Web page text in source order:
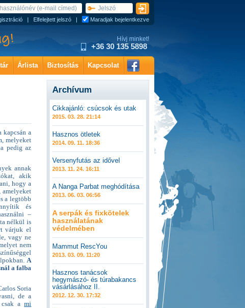
Hívj minket!
+36 30 135 5898
| Elfelejtett jelszó | Maradjak bejelentkezve
Árlista Biztosítás Kapcsolat
kapcsán a
melyeket
pedig az
annak
akik
hogy a
amelyeket
a legtöbb
és
–
nélkül is
várjuk el
vagy ne
nem
A
a falba
Soria
de a
a mi
Archívum
Cikkajánló: csúcsok és utak
2015. 03. 28. 21:14
Hasznos ötletek
2014. 09. 11. 18:36
Versenyfutás az idővel
2013. 11. 24. 16:11
A Nanga Parbat meghódítása
2013. 06. 03. 06:56
A serpák és fixkötelek
használatának
védelmében
Mammut RescYou
2013. 03. 09. 11:20
Hasznos tanácsok
hegymászó- és túrabakancs
vásárlásához II.
2012. 12. 30. 17:32